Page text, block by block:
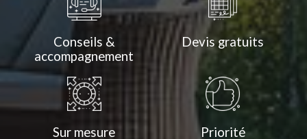
Conseils &
accompagnement
Devis gratuits
Sur mesure
Priorité